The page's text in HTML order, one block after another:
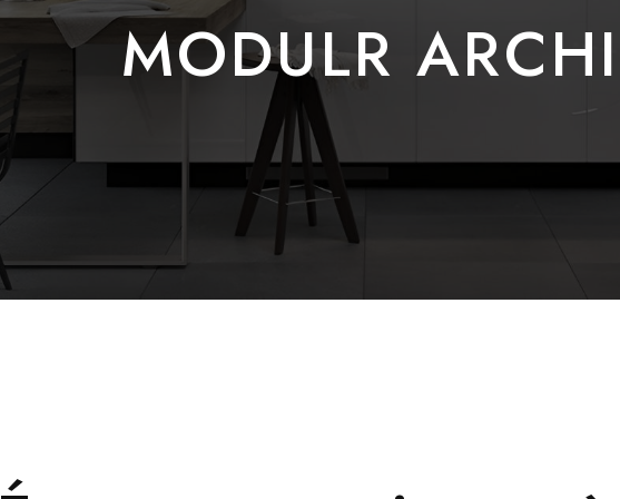
MODULR ARCHI